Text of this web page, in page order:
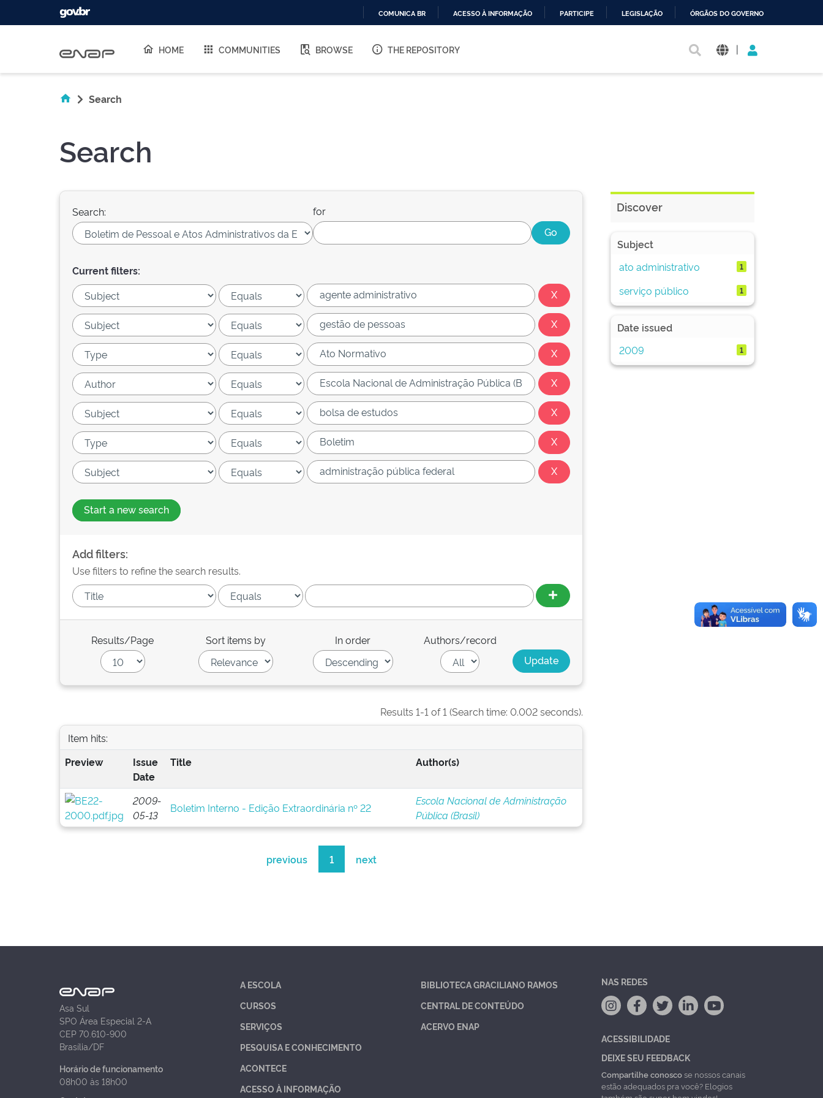
O
COMUNICA BR ACESSO À INFORMAÇÃO PARTICIPE LEGISLAÇÃO ÓRGÃOS DO GOVERNO
HOME COMMUNITIES BROWSE THE REPOSITORY |
Search
Search
Search: for
Current filters:
Start a new search
Add filters:
Use filters to refine the search results.
Results/Page Sort items by In order Authors/record
Results 1-1 of 1 (Search time: 0.002 seconds).
Item hits:
Preview
Issue
Date
Title Author(s)
2009-
05-13
Boletim Interno - Edição Extraordinária nº 22
Escola Nacional de Administração
Pública (Brasil)
previous 1 next
Discover
Subject
ato administrativo
1
serviço público 1
Date issued
2009
1
Asa Sul
SPO Área Especial 2-A
CEP 70.610-900
Brasília/DF
Horário de funcionamento
08h00 às 18h00
A ESCOLA
CURSOS
SERVIÇOS
PESQUISA E CONHECIMENTO
ACONTECE
ACESSO À INFORMAÇÃO
BIBLIOTECA GRACILIANO RAMOS
CENTRAL DE CONTEÚDO
ACERVO ENAP
NAS REDES
ACESSIBILIDADE
DEIXE SEU FEEDBACK
Compartilhe conoscose nossos canais
estão adequados pra você? Elogios